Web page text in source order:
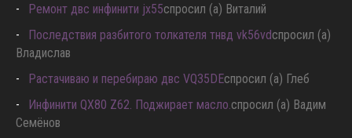
Ремонт двс инфинити jx55спросил (а) Виталий
Последствия разбитого толкателя тнвд vk56vdспросил (а)
Владислав
Растачиваю и перебираю двс VQ35DEспросил (а) Глеб
Инфинити QX80 Z62. Поджирает масло. спросил (а) Вадим
Семёнов